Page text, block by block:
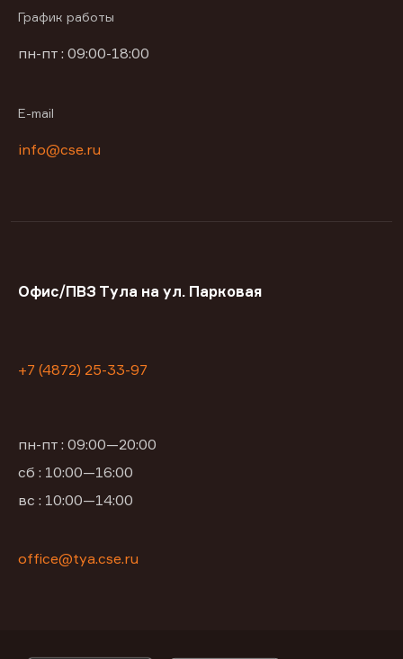
График работы
пн-пт : 09:00-18:00
E-mail
info@cse.ru
Офис/ПВЗ Тула на ул. Парковая
+7 (4872) 25-33-97
пн-пт : 09:00—20:00
сб : 10:00—16:00
вс : 10:00—14:00
office@tya.cse.ru